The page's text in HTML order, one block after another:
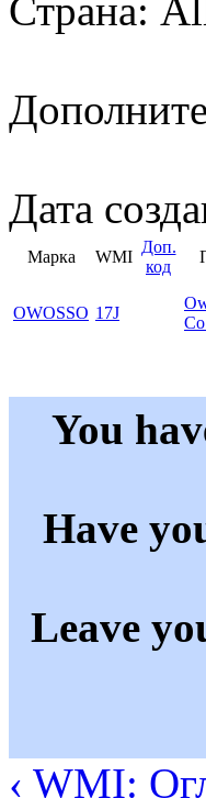
Страна:
Дата
Марка WMI
Доп.
код
OWOSSO 17J
You
Have
Leave
‹ WMI: